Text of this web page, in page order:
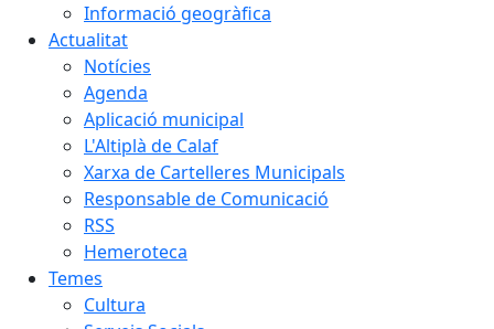
Informació geogràfica
Actualitat
Notícies
Agenda
Aplicació municipal
L'Altiplà de Calaf
Xarxa de Cartelleres Municipals
Responsable de Comunicació
RSS
Hemeroteca
Temes
Cultura